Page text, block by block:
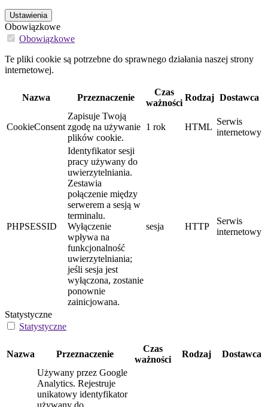
Ustawienia
Obowiązkowe
Obowiązkowe
Te pliki cookie są potrzebne do sprawnego działania naszej strony
internetowej.
Nazwa Przeznaczenie
Czas
ważności
Rodzaj Dostawca
CookieConsent
Zapisuje Twoją
zgodę na używanie
plików cookie.
1 rok HTML
Serwis
internetowy
PHPSESSID
Identyfikator sesji
pracy używany do
uwierzytelniania.
Zestawia
połączenie między
serwerem a sesją w
terminalu.
Wyłączenie
wpływa na
funkcjonalność
uwierzytelniania;
jeśli sesja jest
wyłączona, zostanie
ponownie
zainicjowana.
sesja HTTP
Serwis
internetowy
Statystyczne
Statystyczne
Nazwa Przeznaczenie
Czas
ważności
Rodzaj Dostawca
Używany przez Google
Analytics. Rejestruje
unikatowy identyfikator